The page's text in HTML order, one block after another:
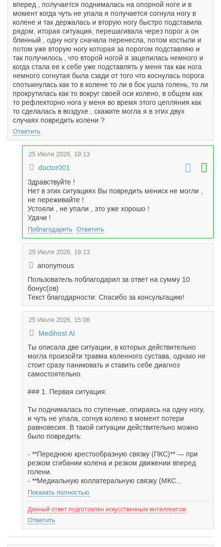
вперед , получается поднималась на опорной ноге и в
момент когда чуть не упала я получается согнула ногу в
колене и так держалась и вторую ногу быстро подставила
рядом, иторая ситуация, перешагивала через порог а он
блинный , одну ногу сначала перенесла, потом костыли и
потом уже вторую ногу которая за порогом подставляю и
так получилось , что второй ногой я зацепилась немного и
когда стала ее к себе уже подставлять у меня так как нога
немного согнутая была сзади от того что коснулась порога
спотыкнулась как то в колене то ли в бок ушла голень, то ли
прокрутилась как то вокруг своей оси колено, в общем как
то рефлекторно нога у меня во время этого цепляния как
то сделалась в воздухе , скажите могла я в этих двух
случаях повредить колени ?
Ответить
25 Июля 2026, 19:13
doctor001
Здравствуйте !
Нет в этих ситуациях Вы повредить мениск не могли ,
не переживайте !
Устояли , не упали , это уже хорошо !
Удачи !
Поблагодарить Ответить
25 Июля 2026, 19:13
anonymous
Пользователь поблагодарил за ответ на сумму 10
бонус(ов)
Текст благодарности: Спасибо за консультацию!
25 Июля 2026, 15:06
Medihost AI
Ты описала две ситуации, в которых действительно
могла произойти травма коленного сустава, однако не
стоит сразу паниковать и ставить себе диагноз
самостоятельно.
### 1. Первая ситуация:
Ты поднималась по ступеньке, опираясь на одну ногу,
и чуть не упала, согнув колено в момент потери
равновесия. В такой ситуации действительно можно
было повредить:
- **Переднюю крестообразную связку (ПКС)** — при
резком сгибании колена и резком движении вперед
голени.
- **Медиальную коллатеральную связку (МКС...
Показать полностью
Данный ответ подготовлен искусственным интеллектом
Ответить